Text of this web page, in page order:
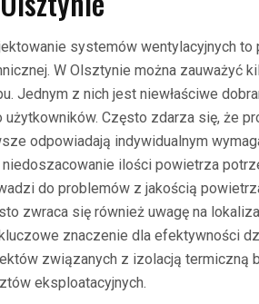
systemów wentylacyjnych
W Olsztynie można zauważyć
Jednym z nich jest niewłaściwe
użytkowników. Często zdarza się, że
odpowiadają indywidualnym
ilości powietrza
do problemów z jakością
zwraca się również uwagę na
znaczenie dla efektywności
związanych z izolacją termiczną
eksploatacyjnych.